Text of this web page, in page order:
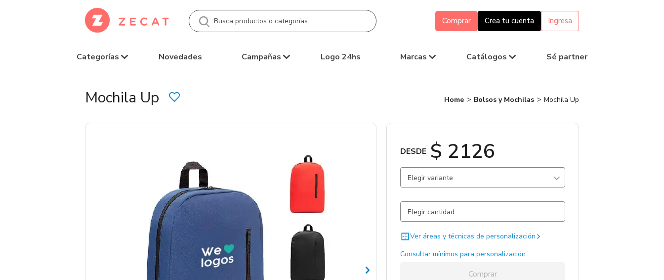
Comprar Crea tu cuenta Ingresa
Categorías Novedades Campañas Logo 24hs Marcas Catálogos Sé partner
Mochila Up Home Bolsos y Mochilas Mochila Up
DESDE $ 2126
Elegir variante
Rojo / Rojo / . 3655 un.
Azul / Azul / . 2566 un.
Negro / Negro / . 1245 un.
Ver áreas y técnicas de personalización
Consultar mínimos para personalización.
Comprar